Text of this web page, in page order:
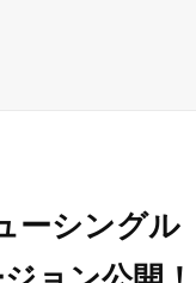
ーシングル